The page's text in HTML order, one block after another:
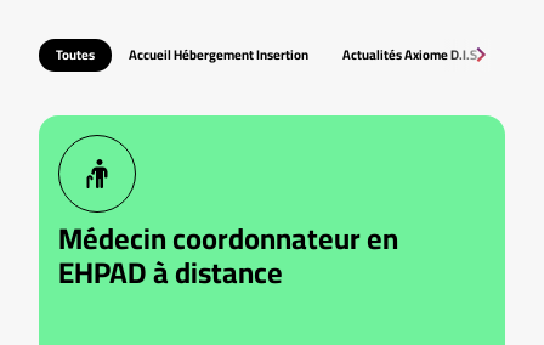
Toutes Accueil Hébergement Insertion Actualités Axiome D.I.S.
Médecin coordonnateur en
EHPAD à distance